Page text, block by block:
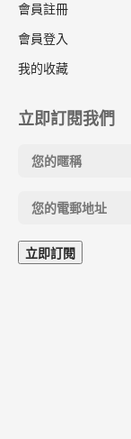
會員註冊
會員登入
我的收藏
立即訂閱我們